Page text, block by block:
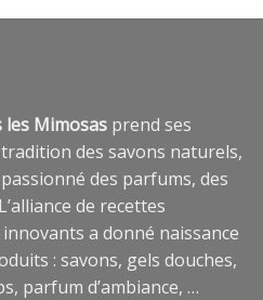
les Mimosas prend ses
des savons naturels,
des parfums, des
de recettes
a donné naissance
: savons, gels douches,
parfum d’ambiance, …